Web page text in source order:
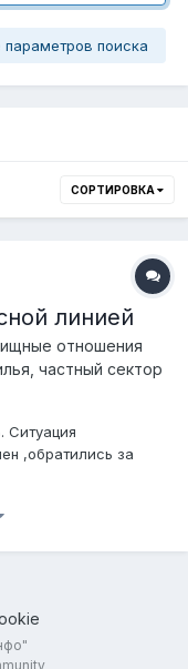
поиска
СОРТИРОВКА
линией
отношения
частный сектор
Ситуация
,обратились за
и
нам в архетиктуре